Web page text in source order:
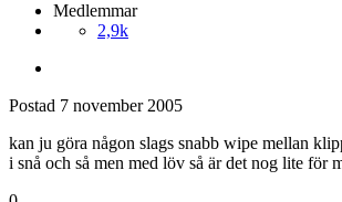
Medlemmar
2,9k
Postad 7 november 2005
kan ju göra någon slags snabb wipe mellan
i snå och så men med löv så är det nog lite för